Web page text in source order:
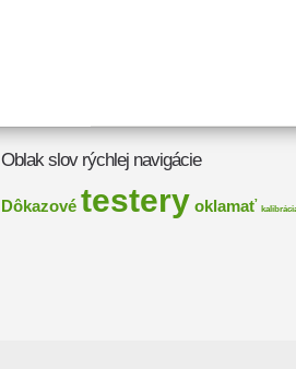
Oblak slov rýchlej navigácie
Dôkazové testery oklamať